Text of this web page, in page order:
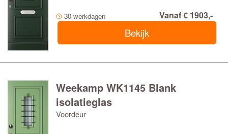
30 werkdagen Vanaf € 1903,-
Bekijk
Weekamp WK1145 Blank
isolatieglas
Voordeur